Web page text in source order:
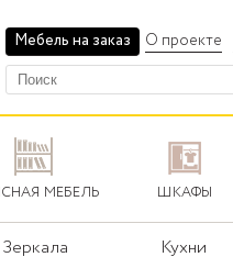
Мебель на заказ О проекте
МЕБЕЛЬ ШКАФЫ
Зеркала Кухни